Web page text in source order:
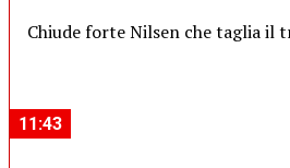
Chiude forte Nilsen che taglia il
11:43